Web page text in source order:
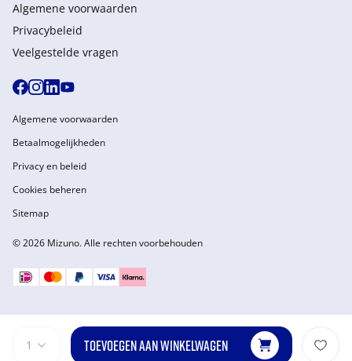
1 TOEVOEGEN AAN WINKELWAGEN
Algemene voorwaarden
Privacybeleid
Veelgestelde vragen
© 2026 Mizuno. Alle rechten voorbehouden
Algemene voorwaarden
Betaalmogelijkheden
Privacy en beleid
Cookies beheren
Sitemap